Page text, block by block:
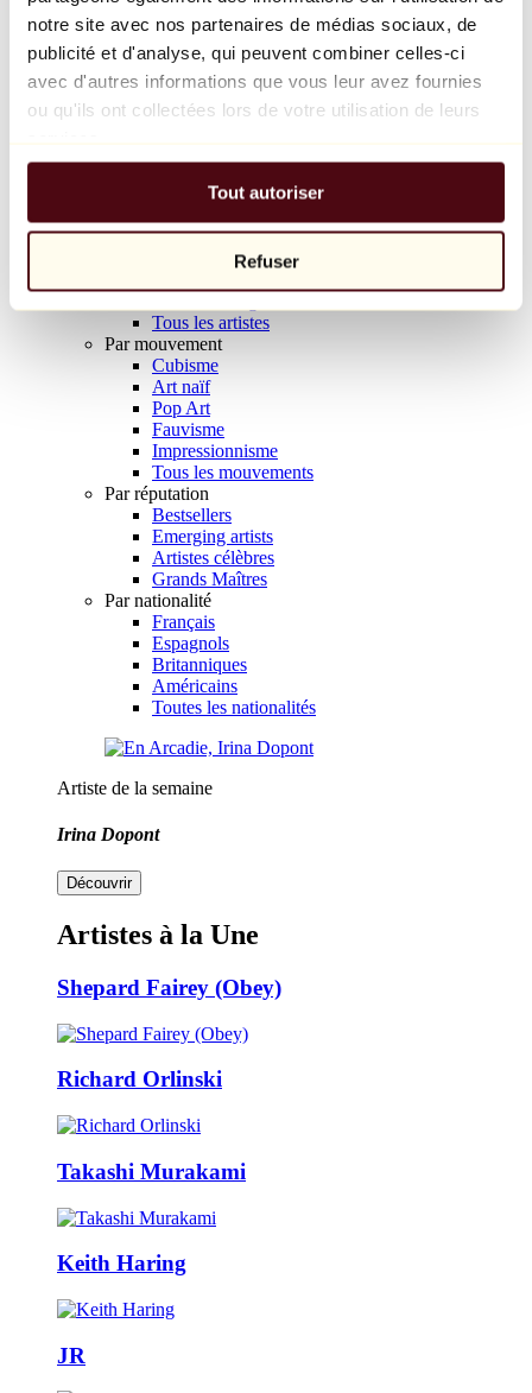
notre site avec nos partenaires de médias sociaux, de
publicité et d'analyse, qui peuvent combiner celles-ci
avec d'autres informations que vous leur avez fournies
ou qu'ils ont collectées lors de votre utilisation de leurs
Tout autoriser
Refuser
Balloon Dog (Orange)
Jeff Koons
10 000 €
Parcourir
Tous les sculpteurs
Tous les photographes
Tous les artistes
Par mouvement
Cubisme
Art naïf
Pop Art
Fauvisme
Impressionnisme
Tous les mouvements
Par réputation
Bestsellers
Emerging artists
Artistes célèbres
Grands Maîtres
Par nationalité
Français
Espagnols
Britanniques
Américains
Toutes les nationalités
Artiste de la semaine
Irina Dopont
Découvrir
Artistes à la Une
Shepard Fairey (Obey)
Richard Orlinski
Takashi Murakami
Keith Haring
JR